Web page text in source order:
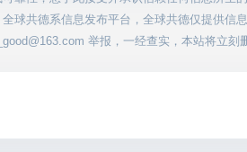
球共德系信息发布平台，全球共德仅提供信
举报，一经查实，本站将立刻